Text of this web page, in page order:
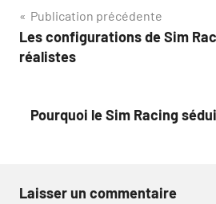
Navigation
de
Publication précédente
Les configurations de Sim
réalistes
Pourquoi le Sim Racing
Laisser un commentaire